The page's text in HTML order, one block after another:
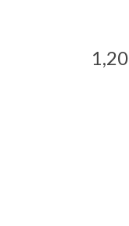
1,20